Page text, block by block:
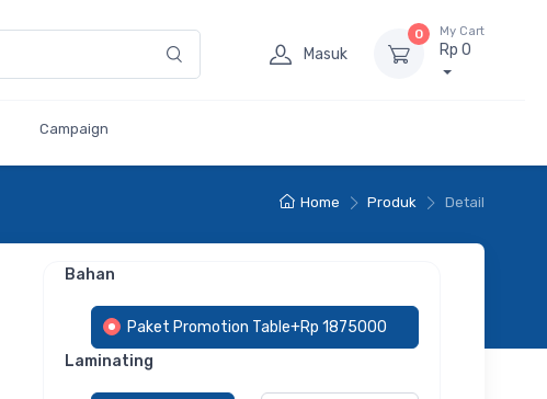
Masuk
0 My Cart
Rp 0
Campaign
Home Produk Detail
Bahan
Paket Promotion Table+Rp 1875000
Laminating